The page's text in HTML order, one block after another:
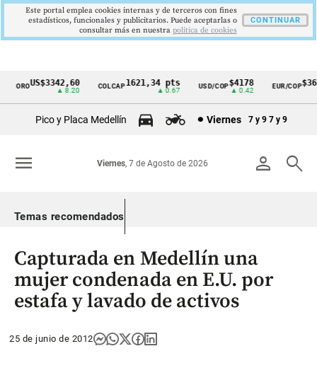
Cintillo
Colombia
OROUS$3342,60
▲ 8.20
COLCAP1621,34 pts
▲ 0.67
USD/COP$4178
▲ 0.42
EUR/COP
Pico y Placa Medellín Viernes 7 y 9 7 y 9
person search
Viernes, 7 de Agosto de 2026
menu
Temas recomendados
Capturada en Medellín una
mujer condenada en E.U. por
estafa y lavado de activos
25 de junio de 2012
Este portal emplea cookies internas y de terceros con fines
estadísticos, funcionales y publicitarios. Puede aceptarlas o
consultar más en nuestra politica de cookies
CONTINUAR